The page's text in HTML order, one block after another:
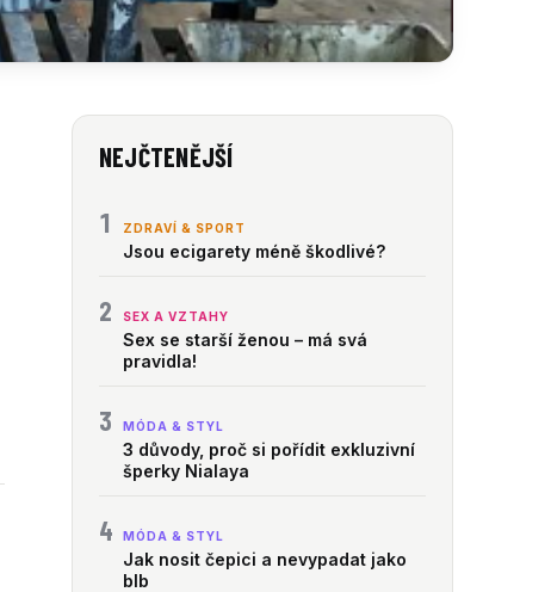
NEJČTENĚJŠÍ
1 ZDRAVÍ & SPORT
Jsou ecigarety méně škodlivé?
2 SEX A VZTAHY
Sex se starší ženou – má svá
pravidla!
3 MÓDA & STYL
3 důvody, proč si pořídit exkluzivní
šperky Nialaya
4 MÓDA & STYL
Jak nosit čepici a nevypadat jako
blb